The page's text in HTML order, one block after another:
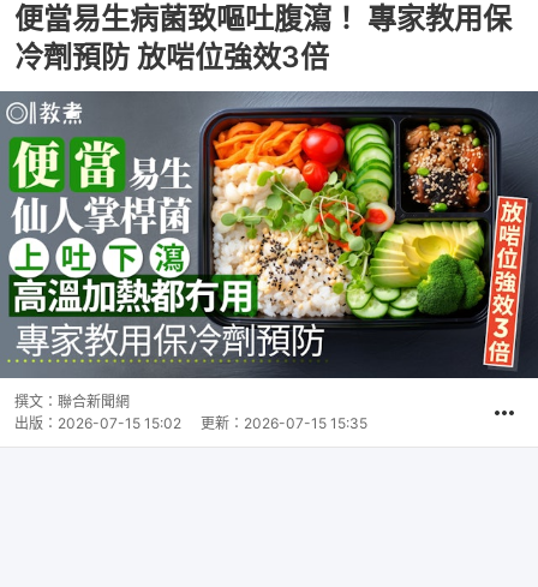
便當易生病菌致嘔吐腹瀉！ 專家教用保
冷劑預防 放啱位強效3倍
撰文： 聯合新聞網
出版： 2026-07-15 15:02 更新： 2026-07-15 15:35